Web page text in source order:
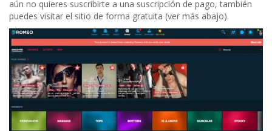
aún no quieres suscribirte a una suscripción de pago, también
puedes visitar el sitio de forma gratuita (ver más abajo).